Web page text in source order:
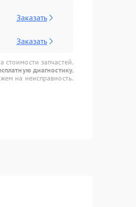
Заказать
Заказать
стоимости запчастей.
диагностику.
на неисправность.